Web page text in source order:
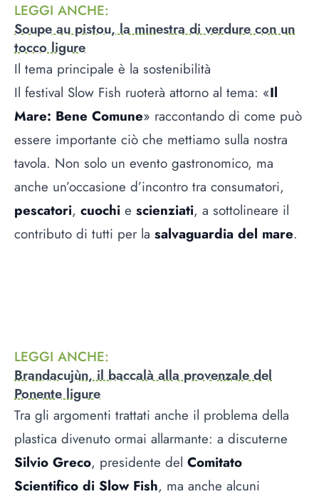
LEGGI ANCHE:
Soupe au pistou, la minestra di verdure con un
tocco ligure
Il tema principale è la sostenibilità
Il festival Slow Fish ruoterà attorno al tema: «Il
Mare: Bene Comune» raccontando di come può
essere importante ciò che mettiamo sulla nostra
tavola. Non solo un evento gastronomico, ma
anche un’occasione d’incontro tra consumatori,
pescatori, cuochi e scienziati, a sottolineare il
contributo di tutti per la salvaguardia del mare.
LEGGI ANCHE:
Brandacujùn, il baccalà alla provenzale del
Ponente ligure
Tra gli argomenti trattati anche il problema della
plastica divenuto ormai allarmante: a discuterne
Silvio Greco, presidente del Comitato
Scientifico di Slow Fish, ma anche alcuni